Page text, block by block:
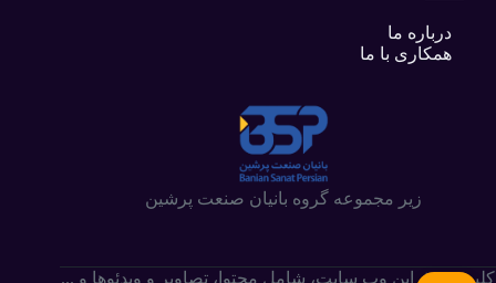
درباره ما
همکاری با ما
زیر مجموعه گروه بانیان صنعت پرشین
کلیه حقوق این وب سایت،‌ شامل محتوا، تصاویر و ویدئوها و ...